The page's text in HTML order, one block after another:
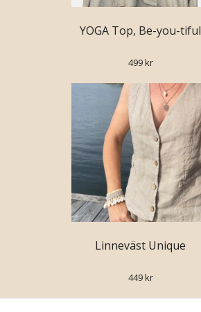
YOGA Top, Be-you-tiful
499 kr
Linneväst Unique
449 kr